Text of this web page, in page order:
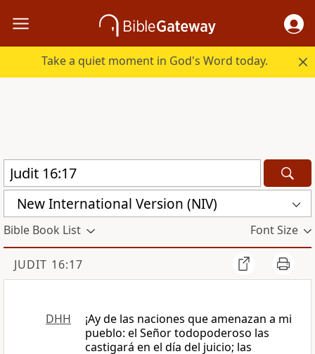
Take a quiet moment in God's Word today.
New International Version (NIV)
Bible Book List Font Size
JUDIT 16:17
DHH
¡Ay de las naciones que amenazan a mi
pueblo: el Señor todopoderoso las
castigará en el día del juicio; las